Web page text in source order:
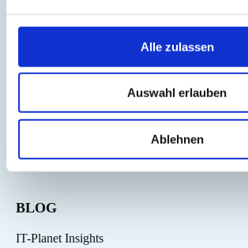
Alle zulassen
Auswahl erlauben
Ablehnen
Besuchen Sie unseren
BLOG
IT-Planet Insights